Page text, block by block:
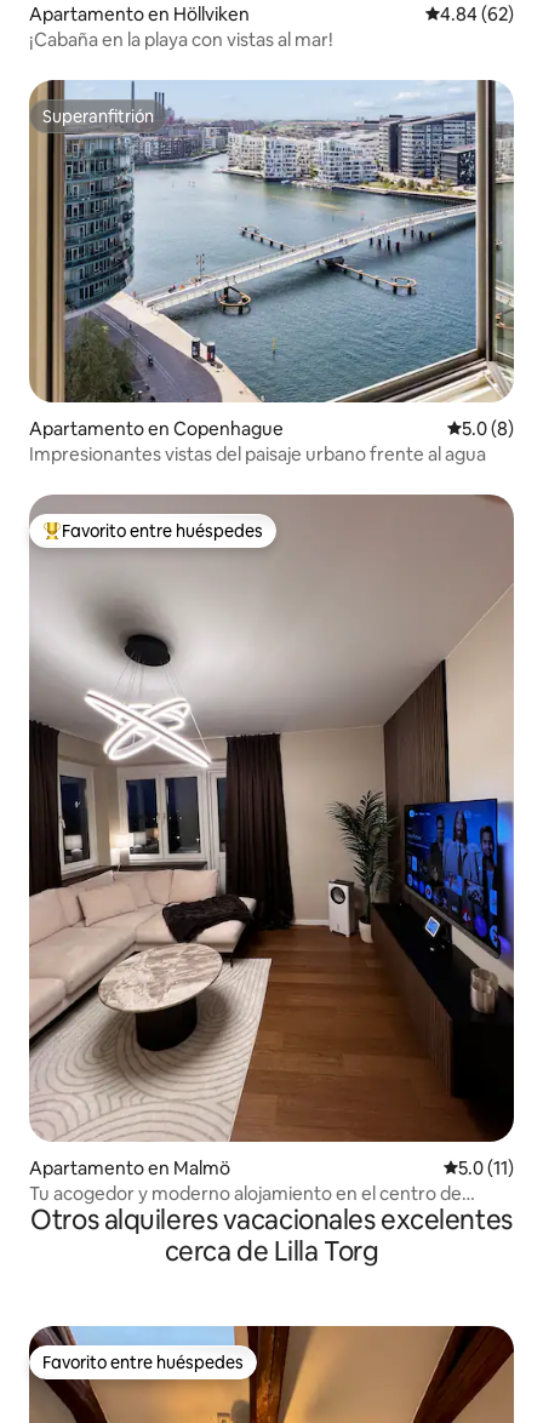
Apartamento en Höllviken Calificación
4.84 (62)
¡Cabaña en la playa con vistas al mar!
Superanfitrión
Superanfitrión
Apartamento en Copenhague
5.0 (8)
Impresionantes vistas del paisaje urbano frente al agua
Favorito entre huéspedes preferido
Favorito entre huéspedes
Apartamento en Malmö Calificación
5.0 (11)
Tu acogedor y moderno alojamiento en el centro de
Malmö
Otros alquileres vacacionales excelentes
cerca de Lilla Torg
Favorito entre huéspedes
Favorito entre huéspedes